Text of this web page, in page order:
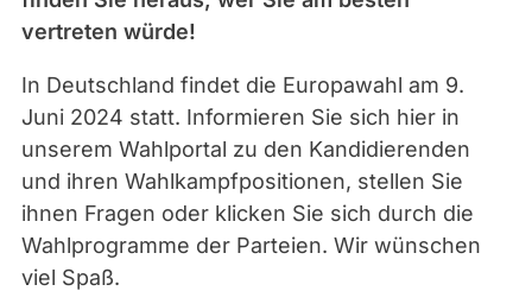
vertreten würde!
In Deutschland findet die Europawahl am 9.
Juni 2024 statt. Informieren Sie sich hier in
unserem Wahlportal zu den Kandidierenden
und ihren Wahlkampfpositionen, stellen Sie
ihnen Fragen oder klicken Sie sich durch die
Wahlprogramme der Parteien. Wir wünschen
viel Spaß.